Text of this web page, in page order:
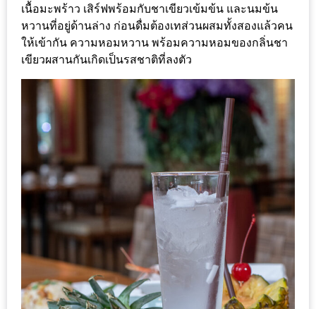
ลายแทง
ความ
อร่อย
รับ
ประทาน
บุฟเฟ่ต์
ฟรี
ที่
LE
CRYSTAL
เชียงใหม่
เนื้อมะพร้าว เสิร์ฟพร้อมกับชาเขียวเข้มข้น และนมข้น
หวานที่อยู่ด้านล่าง ก่อนดื่มต้องเทส่วนผสมทั้งสองแล้วคน
ให้เข้ากัน ความหอมหวาน พร้อมความหอมของกลิ่นชา
เขียวผสานกันเกิดเป็นรสชาติที่ลงตัว